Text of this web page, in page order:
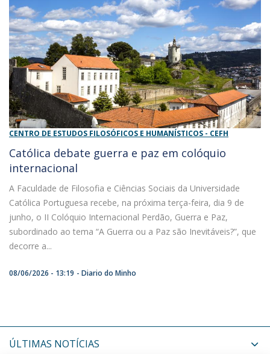
CENTRO DE ESTUDOS FILOSÓFICOS E HUMANÍSTICOS - CEFH
Católica debate guerra e paz em colóquio
internacional
A Faculdade de Filosofia e Ciências Sociais da Universidade
Católica Portuguesa recebe, na próxima terça-feira, dia 9 de
junho, o II Colóquio Internacional Perdão, Guerra e Paz,
subordinado ao tema “A Guerra ou a Paz são Inevitáveis?”, que
decorre a...
08/06/2026 - 13:19 Diario do Minho
ÚLTIMAS NOTÍCIAS